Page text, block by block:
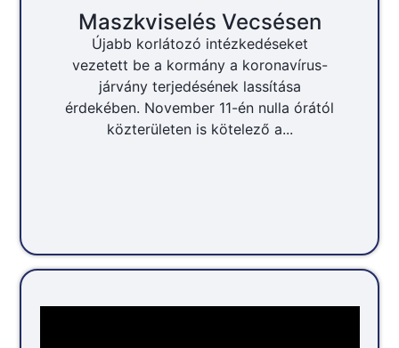
Maszkviselés Vecsésen
Újabb korlátozó intézkedéseket
vezetett be a kormány a koronavírus-
járvány terjedésének lassítása
érdekében. November 11-én nulla órától
közterületen is kötelező a...